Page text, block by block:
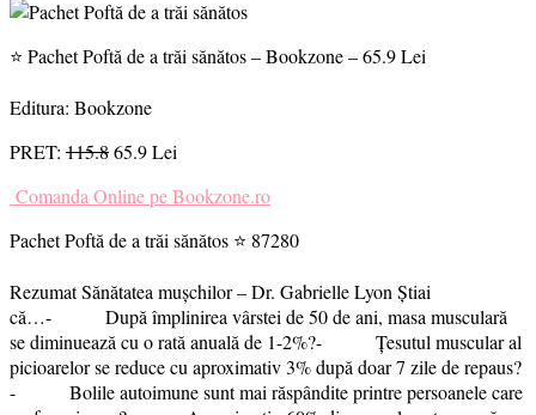
⭐ Pachet Poftă de a trăi sănătos – Bookzone – 65.9 Lei
Editura: Bookzone
PRET: 115.865.9 Lei
Comanda Online pe Bookzone.ro
Pachet Poftă de a trăi sănătos ⭐ 87280
Rezumat Sănătatea mușchilor – Dr. Gabrielle Lyon Știai
că…- După împlinirea vârstei de 50 de ani, masa musculară
se diminuează cu o rată anuală de 1-2%?- Țesutul muscular al
picioarelor se reduce cu aproximativ 3% după doar 7 zile de repaus?
- Bolile autoimune sunt mai răspândite printre persoanele care